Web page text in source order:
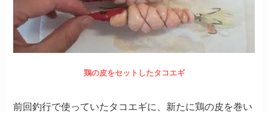
鶏の皮をセットしたタコエギ
前回釣行で使っていたタコエギに、新たに鶏の皮を巻い